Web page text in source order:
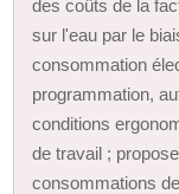
des coûts de la
sur l'eau par le
consommation
programmation,
conditions
de travail ;
consommations